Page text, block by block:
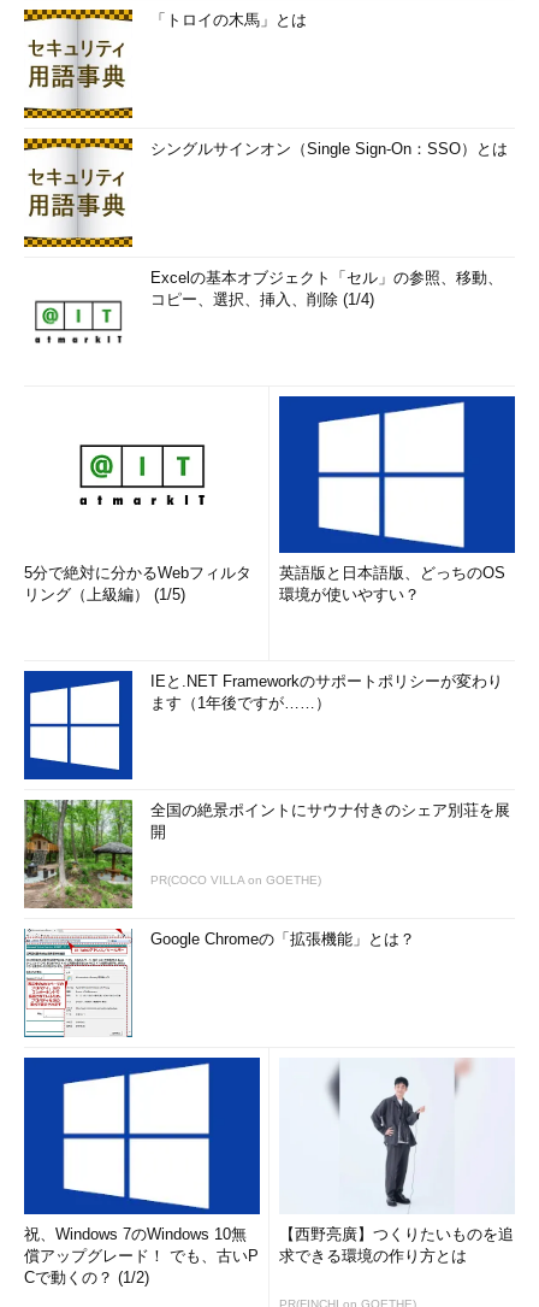
「トロイの木馬」とは
シングルサインオン（Single Sign-On：SSO）とは
Excelの基本オブジェクト「セル」の参照、移動、
コピー、選択、挿入、削除 (1/4)
5分で絶対に分かるWebフィルタ
リング（上級編） (1/5)
英語版と日本語版、どっちのOS
環境が使いやすい？
IEと.NET Frameworkのサポートポリシーが変わり
ます（1年後ですが……）
全国の絶景ポイントにサウナ付きのシェア別荘を展
開
PR(COCO VILLA on GOETHE)
Google Chromeの「拡張機能」とは？
祝、Windows 7のWindows 10無
償アップグレード！ でも、古いP
Cで動くの？ (1/2)
【西野亮廣】つくりたいものを追
求できる環境の作り方とは
PR(FINCHI on GOETHE)